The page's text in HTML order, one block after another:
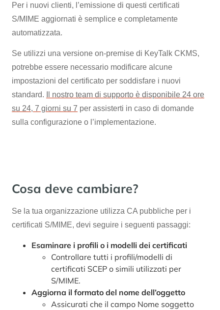
Per i nuovi clienti, l’emissione di questi certificati
S/MIME aggiornati è semplice e completamente
automatizzata.
Se utilizzi una versione on-premise di KeyTalk CKMS,
potrebbe essere necessario modificare alcune
impostazioni del certificato per soddisfare i nuovi
standard.
Il nostro team di supporto è disponibile 24 ore
su 24, 7 giorni su 7 per assisterti in caso di domande
sulla configurazione o l’implementazione.
Cosa deve cambiare?
Se la tua organizzazione utilizza CA pubbliche per i
certificati S/MIME, devi seguire i seguenti passaggi:
Esaminare i profili o i modelli dei certificati
Controllare tutti i profili/modelli di
certificati SCEP o simili utilizzati per
S/MIME.
Aggiorna il formato del nome dell’oggetto
Assicurati che il campo Nome soggetto